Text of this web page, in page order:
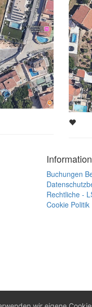
Information
Buchungen
Rechtliche -
Cookie Politik